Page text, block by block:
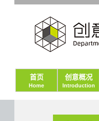
首页
Home
创意概况
Introduction